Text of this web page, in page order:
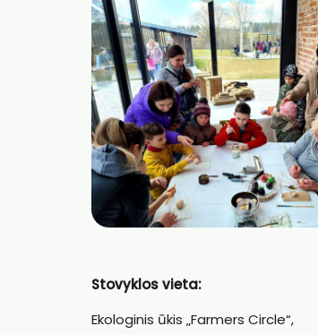
Stovyklos vieta:
Ekologinis ūkis „Farmers Circle“,